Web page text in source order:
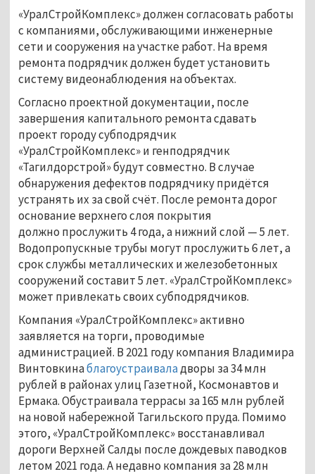
«УралСтройКомплекс» должен согласовать работы
с компаниями, обслуживающими инженерные
сети и сооружения на участке работ. На время
ремонта подрядчик должен будет установить
систему видеонаблюдения на объектах.
Согласно проектной документации, после
завершения капитального ремонта сдавать
проект городу субподрядчик
«УралСтройКомплекс» и генподрядчик
«Тагилдорстрой» будут совместно. В случае
обнаружения дефектов подрядчику придётся
устранять их за свой счёт. После ремонта дорог
основание верхнего слоя покрытия
должно прослужить 4 года, а нижний слой — 5 лет.
Водопропускные трубы могут прослужить 6 лет, а
срок службы металлических и железобетонных
сооружений составит 5 лет. «УралСтройКомплекс»
может привлекать своих субподрядчиков.
Компания «УралСтройКомплекс» активно
заявляется на торги, проводимые
администрацией. В 2021 году компания Владимира
Винтовкинаблагоустраиваладворы за 34 млн
рублей в районах улиц Газетной, Космонавтов и
Ермака. Обустраивала террасы за 165 млн рублей
на новой набережной Тагильского пруда. Помимо
этого, «УралСтройКомплекс» восстанавливал
дороги Верхней Салды после дождевых паводков
летом 2021 года. А недавно компания за 28 млн